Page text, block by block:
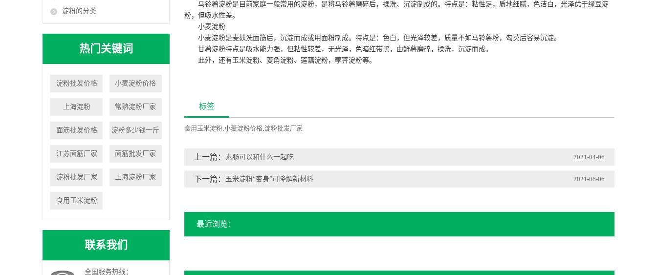
淀粉的分类
热门关键词
淀粉批发价格 小麦淀粉价格
上海淀粉 常熟淀粉厂家
面筋批发价格 淀粉多少钱一斤
江苏面筋厂家 面筋批发厂家
淀粉批发厂家 上海淀粉厂家
食用玉米淀粉
联系我们
全国服务热线：
马铃薯淀粉是目前家庭一般常用的淀粉，是将马铃薯磨碎后，揉洗、沉淀制成的。特点是：粘性足，质地细腻，色洁白，光泽优于绿豆淀
粉，但吸水性差。
小麦淀粉
小麦淀粉是麦麸洗面筋后，沉淀而成或用面粉制成。特点是：色白，但光泽较差，质量不如马铃薯粉，勾芡后容易沉淀。
甘薯淀粉特点是吸水能力强，但粘性较差，无光泽，色暗红带黑，由鲜薯磨碎，揉洗，沉淀而成。
此外，还有玉米淀粉、菱角淀粉、莲藕淀粉，荸荠淀粉等。
标签
食用玉米淀粉,小麦淀粉价格,淀粉批发厂家
上一篇： 素肠可以和什么一起吃 2021-04-06
下一篇： 玉米淀粉“变身”可降解新材料 2021-06-06
最近浏览：